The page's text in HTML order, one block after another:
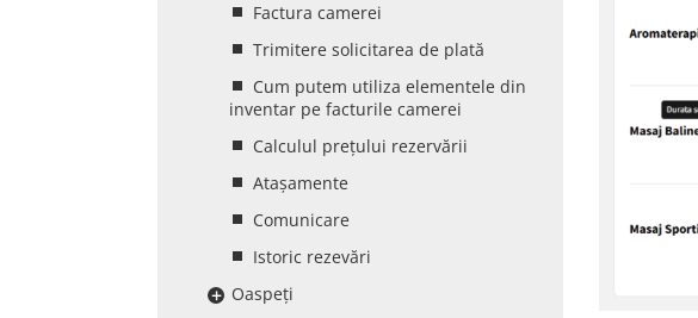
Factura camerei
Trimitere solicitarea de plată
Cum putem utiliza elementele din
inventar pe facturile camerei
Calculul prețului rezervării
Atașamente
Comunicare
Istoric rezevări
Oaspeți